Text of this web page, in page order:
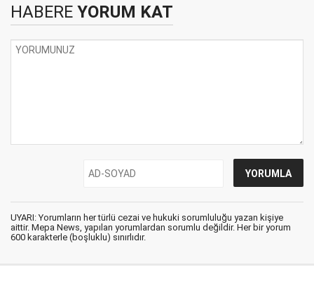
HABERE YORUM KAT
UYARI: Yorumların her türlü cezai ve hukuki sorumluluğu yazan kişiye
aittir. Mepa News, yapılan yorumlardan sorumlu değildir. Her bir yorum
600 karakterle (boşluklu) sınırlıdır.